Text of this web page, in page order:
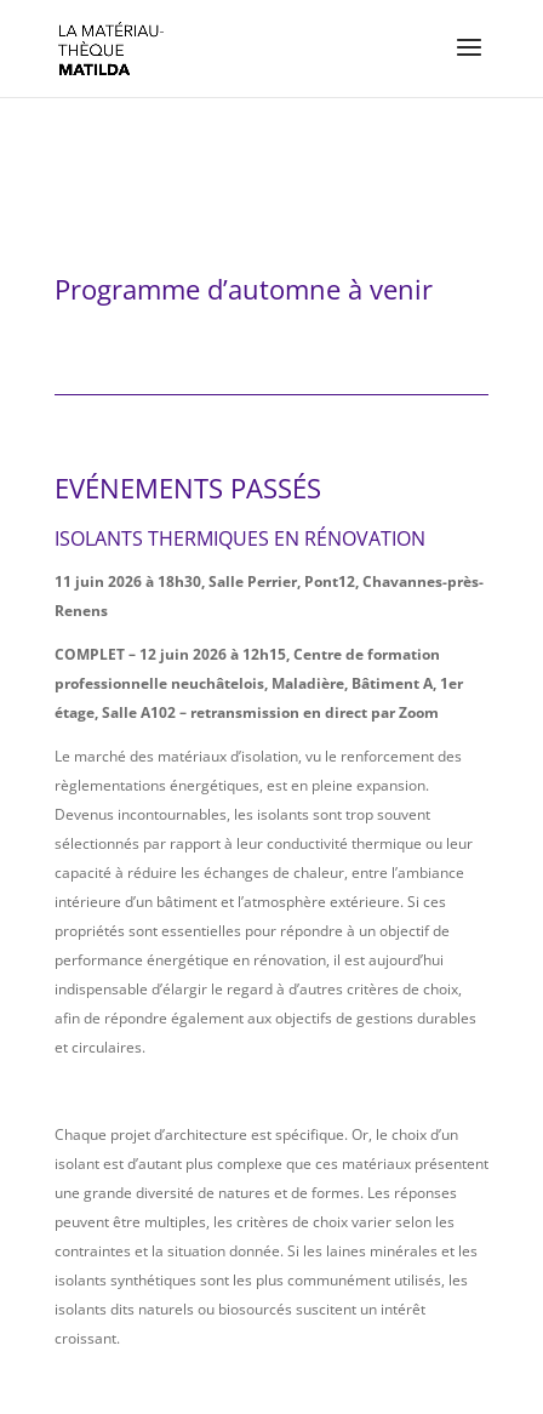
Programme d’automne à venir
EVÉNEMENTS PASSÉS
ISOLANTS THERMIQUES EN RÉNOVATION
11 juin 2026 à 18h30, Salle Perrier, Pont12, Chavannes-près-
Renens
COMPLET – 12 juin 2026 à 12h15, Centre de formation
professionnelle neuchâtelois, Maladière, Bâtiment A, 1er
étage, Salle A102 – retransmission en direct par Zoom
Le marché des matériaux d’isolation, vu le renforcement des
règlementations énergétiques, est en pleine expansion.
Devenus incontournables, les isolants sont trop souvent
sélectionnés par rapport à leur conductivité thermique ou leur
capacité à réduire les échanges de chaleur, entre l’ambiance
intérieure d’un bâtiment et l’atmosphère extérieure. Si ces
propriétés sont essentielles pour répondre à un objectif de
performance énergétique en rénovation, il est aujourd’hui
indispensable d’élargir le regard à d’autres critères de choix,
afin de répondre également aux objectifs de gestions durables
et circulaires.
Chaque projet d’architecture est spécifique. Or, le choix d’un
isolant est d’autant plus complexe que ces matériaux présentent
une grande diversité de natures et de formes. Les réponses
peuvent être multiples, les critères de choix varier selon les
contraintes et la situation donnée. Si les laines minérales et les
isolants synthétiques sont les plus communément utilisés, les
isolants dits naturels ou biosourcés suscitent un intérêt
croissant.